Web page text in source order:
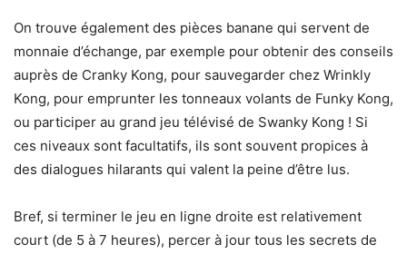
On trouve également des pièces banane qui servent de
monnaie d’échange, par exemple pour obtenir des conseils
auprès de Cranky Kong, pour sauvegarder chez Wrinkly
Kong, pour emprunter les tonneaux volants de Funky Kong,
ou participer au grand jeu télévisé de Swanky Kong ! Si
ces niveaux sont facultatifs, ils sont souvent propices à
des dialogues hilarants qui valent la peine d’être lus.
Bref, si terminer le jeu en ligne droite est relativement
court (de 5 à 7 heures), percer à jour tous les secrets de